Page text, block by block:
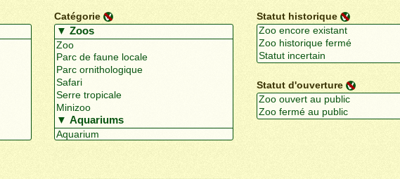
Catégorie Statut historique
Statut d'ouverture